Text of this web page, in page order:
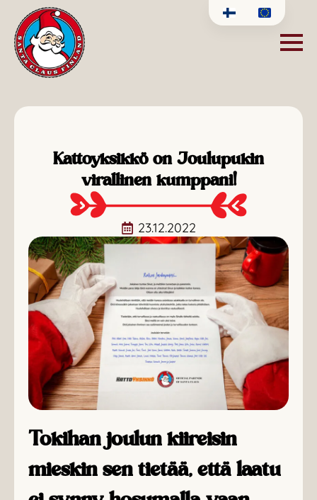
Kattoyksikkö on Joulupukin
virallinen kumppani!
23.12.2022
Tokihan joulun kiireisin
mieskin sen tietää, että laatu